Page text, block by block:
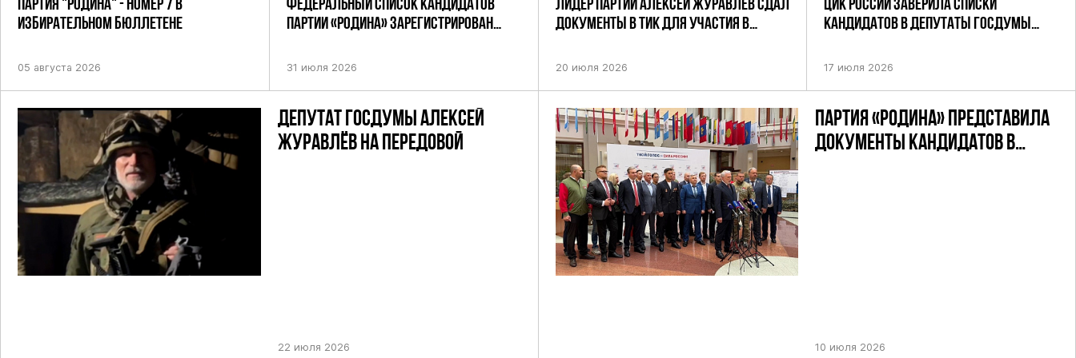
ПАРТИЯ "РОДИНА" - НОМЕР 7 В
ИЗБИРАТЕЛЬНОМ БЮЛЛЕТЕНЕ
05 августа 2026
ФЕДЕРАЛЬНЫЙ СПИСОК КАНДИДАТОВ
ПАРТИИ «РОДИНА» ЗАРЕГИСТРИРОВАН
31 июля 2026
ДЕПУТАТ ГОСДУМЫ АЛЕКСЕЙ
ЖУРАВЛЁВ НА ПЕРЕДОВОЙ
22 июля 2026
ЛИДЕР ПАРТИИ АЛЕКСЕЙ ЖУРАВЛЕВ СДАЛ
ДОКУМЕНТЫ В ТИК ДЛЯ УЧАСТИЯ В
ПО НЕФТЕКАМСКОМУ ОДНОМАНДАТНОМУ
20 июля 2026
ЦИК РОССИИ ЗАВЕРИЛА СПИСКИ
КАНДИДАТОВ В ДЕПУТАТЫ ГОСДУМЫ
17 июля 2026
ПАРТИЯ «РОДИНА» ПРЕДСТАВИЛА
ДОКУМЕНТЫ КАНДИДАТОВ В
10 июля 2026